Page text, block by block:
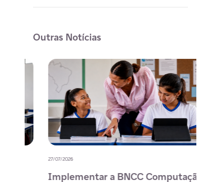
Outras Notícias
27/07/2026
Implementar a BNCC Computação